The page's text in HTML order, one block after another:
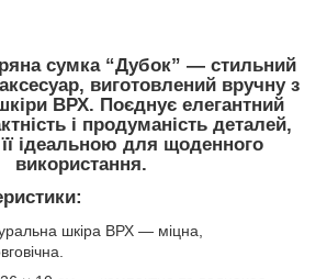
сумка “Дубок” — стильний
виготовлений вручну з
ВРХ. Поєднує елегантний
і продуманість деталей,
ідеальною для щоденного
використання.
шкіра ВРХ — міцна,